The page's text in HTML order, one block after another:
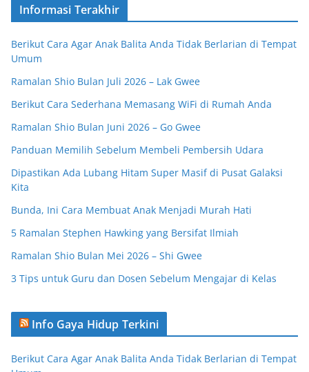
Informasi Terakhir
Berikut Cara Agar Anak Balita Anda Tidak Berlarian di Tempat
Umum
Ramalan Shio Bulan Juli 2026 – Lak Gwee
Berikut Cara Sederhana Memasang WiFi di Rumah Anda
Ramalan Shio Bulan Juni 2026 – Go Gwee
Panduan Memilih Sebelum Membeli Pembersih Udara
Dipastikan Ada Lubang Hitam Super Masif di Pusat Galaksi
Kita
Bunda, Ini Cara Membuat Anak Menjadi Murah Hati
5 Ramalan Stephen Hawking yang Bersifat Ilmiah
Ramalan Shio Bulan Mei 2026 – Shi Gwee
3 Tips untuk Guru dan Dosen Sebelum Mengajar di Kelas
Info Gaya Hidup Terkini
Berikut Cara Agar Anak Balita Anda Tidak Berlarian di Tempat